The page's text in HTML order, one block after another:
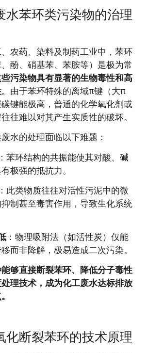
水苯环类污染物的治理
农药、染料及制药工业中，苯环
酚、硝基苯、苯胺等）是极为常
污染物具有显著的生物毒性和高
。由于苯环特殊的离域π键（大π
键能极高，普通的化学氧化剂或
往难以对其产生实质性的破坏。
水的处理面临以下难题：
：苯环结构的共振能使其对酸、碱
极强的抵抗力。
：此类物质往往对活性污泥中的微
制甚至毒害作用，导致生化系统
：物理吸附法（如活性炭）仅能
而非降解，极易造成二次污染。
够直接断裂苯环、降低分子毒性
理技术，成为化工废水达标排放
化断裂苯环的技术原理